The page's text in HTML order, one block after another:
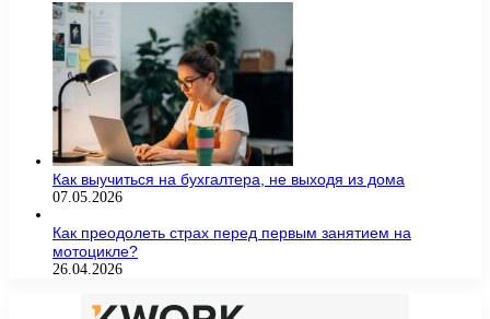
Как выучиться на бухгалтера, не выходя из дома
07.05.2026
Как преодолеть страх перед первым занятием на
мотоцикле?
26.04.2026